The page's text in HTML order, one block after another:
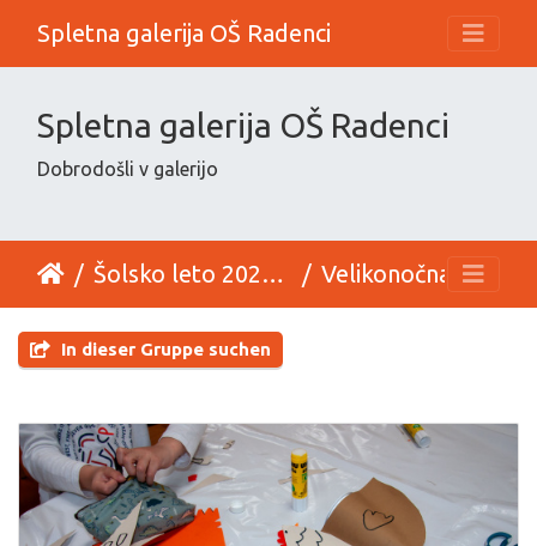
Spletna galerija OŠ Radenci
Spletna galerija OŠ Radenci
Dobrodošli v galerijo
Šolsko leto 2024_25 Velikonočna delavnica
In dieser Gruppe suchen